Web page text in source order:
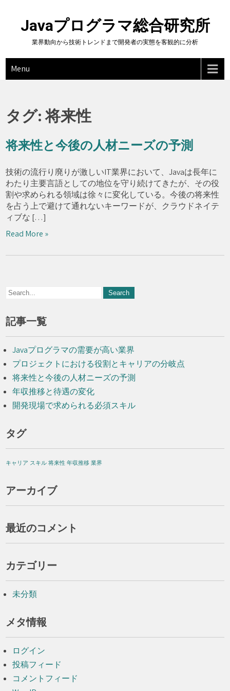
contentJavaプログラマ総合研究所
業界動向から技術トレンドまで開発者の実態を客観的に分析
Menu
タグ:将来性
将来性と今後の人材ニーズの予測
技術の流行り廃りが激しいIT業界において、Javaは長年に
わたり主要言語としての地位を守り続けてきたが、その役
割や求められる領域は徐々に変化している。今後の将来性
を占う上で避けて通れないキーワードが、クラウドネイテ
ィブな […]
Read More »
記事一覧
Javaプログラマの需要が高い業界
プロジェクトにおける役割とキャリアの分岐点
将来性と今後の人材ニーズの予測
年収推移と待遇の変化
開発現場で求められる必須スキル
タグ
キャリア スキル 将来性 年収推移 業界
アーカイブ
最近のコメント
カテゴリー
未分類
メタ情報
ログイン
投稿フィード
コメントフィード